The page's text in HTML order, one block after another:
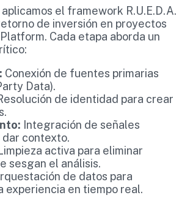
el framework R.U.E.D.A.
de inversión en proyectos
Cada etapa aborda un
Conexión de fuentes primarias
Data).
de identidad para crear
Integración de señales
contexto.
activa para eliminar
sesgan el análisis.
de datos para
experiencia en tiempo real.